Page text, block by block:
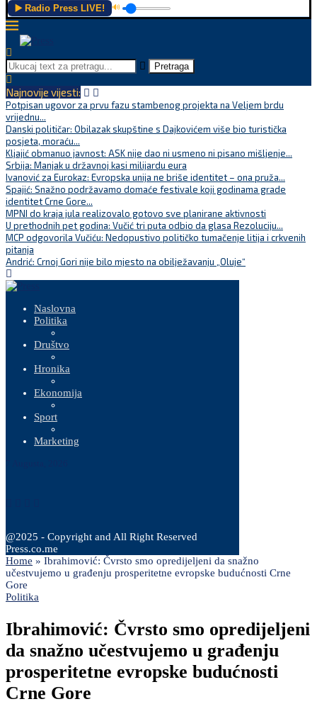
▶️ Radio Press LIVE! 🔊
Pretraga
Najnovije vijesti:
Potpisan ugovor za prvu fazu stambenog projekta na Veljem brdu
vrijednu...
Danski političar: Obilazak skupštine s Dajkovićem više bio turistička
posjeta, moraću...
Kljajić obmanuo javnost: ASK nije dao ni usmeno ni pisano mišljenje...
Srbija: Manjak u državnoj kasi milijardu eura
Ivanović za Eurokaz: Evropska unija ne briše identitet – ona pruža...
Spajić: Snažno podržavamo domaće festivale koji godinama grade
identitet Crne Gore...
MPNI do kraja jula realizovalo gotovo sve planirane aktivnosti
U prethodnih pet godina: Vučić tri puta odbio da glasa Rezoluciju...
MCP odgovorila Vučiću: Nedopustivo političko tumačenje litija i crkvenih
pitanja
Andrić: Crnoj Gori nije bilo mjesto na obilježavanju „Oluje“
Naslovna
Politika
Društvo
Hronika
Ekonomija
Sport
Marketing
@2025 - Copyright and All Right Reserved
Press.co.me
Home » Ibrahimović: Čvrsto smo opredijeljeni da snažno
učestvujemo u građenju prosperitetne evropske budućnosti Crne
Gore
Politika
Ibrahimović: Čvrsto smo opredijeljeni
da snažno učestvujemo u građenju
prosperitetne evropske budućnosti
Crne Gore